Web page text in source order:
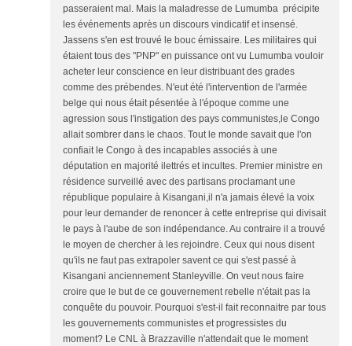
passeraient mal. Mais la maladresse de Lumumba précipite
les événements après un discours vindicatif et insensé.
Jassens s'en est trouvé le bouc émissaire. Les militaires qui
étaient tous des "PNP" en puissance ont vu Lumumba vouloir
acheter leur conscience en leur distribuant des grades
comme des prébendes. N'eut été l'intervention de l'armée
belge qui nous était pésentée à l'époque comme une
agression sous l'instigation des pays communistes,le Congo
allait sombrer dans le chaos. Tout le monde savait que l'on
confiait le Congo à des incapables associés à une
députation en majorité ilettrés et incultes. Premier ministre en
résidence surveillé avec des partisans proclamant une
république populaire à Kisangani,il n'a jamais élevé la voix
pour leur demander de renoncer à cette entreprise qui divisait
le pays à l'aube de son indépendance. Au contraire il a trouvé
le moyen de chercher à les rejoindre. Ceux qui nous disent
qu'ils ne faut pas extrapoler savent ce qui s'est passé à
Kisangani anciennement Stanleyville. On veut nous faire
croire que le but de ce gouvernement rebelle n'était pas la
conquête du pouvoir. Pourquoi s'est-il fait reconnaitre par tous
les gouvernements communistes et progressistes du
moment? Le CNL à Brazzaville n'attendait que le moment